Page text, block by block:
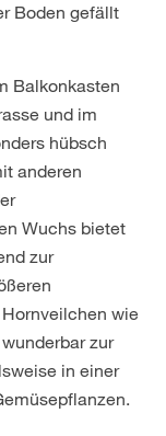
Boden gefällt
Balkonkasten
und im
hübsch
anderen
Wuchs bietet
zur
wie
zur
in einer